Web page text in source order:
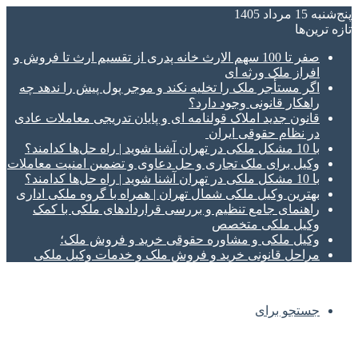
پنج‌شنبه 15 مرداد 1405
تازه‌ ترین‌ها
صفر تا 100 سهم الارث خانه پدری از تقسیم ارث تا فروش و
افراز ملک ورثه ای
اگر مستأجر ملک را تخلیه نکند و موجر پول پیش را ندهد چه
راهکار قانونی وجود دارد؟
قانون جدید املاک قولنامه ای و پایان تدریجی معاملات عادی
در نظام حقوقی ایران
با 10 مشکل ملکی در تهران آشنا شوید | راه حل‌ها کدامند؟
وکیل برای ملک تجاری و حل دعاوی و تضمین امنیت معاملات
با 10 مشکل ملکی در تهران آشنا شوید | راه حل‌ها کدامند؟
بهترین وکیل ملکی شمال تهران | همراه با گروه ملکی اداری
راهنمای جامع تنظیم و بررسی قراردادهای ملکی با کمک
وکیل ملکی متخصص
وکیل ملکی و مشاوره حقوقی خرید و فروش ملک؛
مراحل قانونی خرید و فروش ملک و خدمات وکیل ملکی
جستجو برای